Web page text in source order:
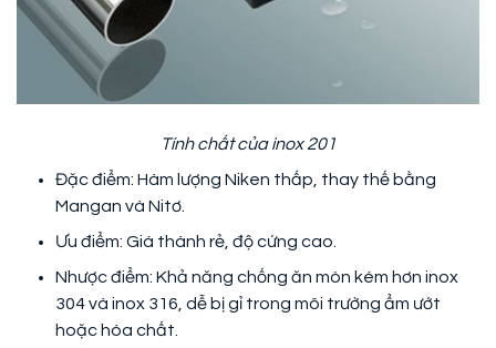
Tính chất của inox 201
Đặc điểm: Hàm lượng Niken thấp, thay thế bằng
Mangan và Nitơ.
Ưu điểm: Giá thành rẻ, độ cứng cao.
Nhược điểm: Khả năng chống ăn mòn kém hơn inox
304 và inox 316, dễ bị gỉ trong môi trường ẩm ướt
hoặc hóa chất.